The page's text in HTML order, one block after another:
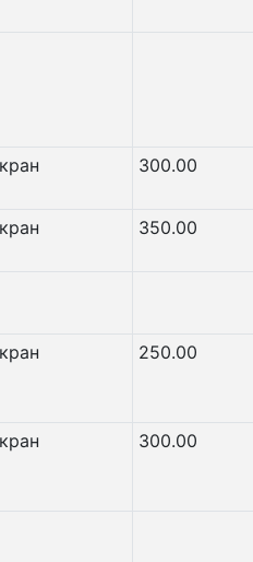
300.00
350.00
250.00
300.00